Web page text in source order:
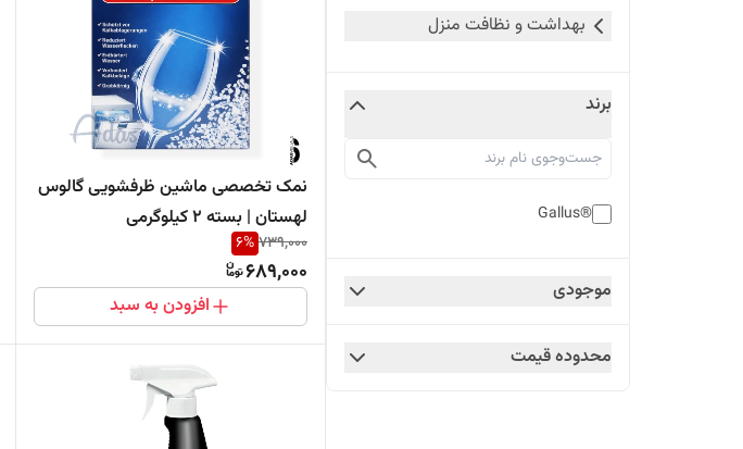
بهداشت و نظافت منزل
برند
®Gallus
موجودی
محدوده قیمت
نمک تخصصی ماشین ظرفشویی گالوس
لهستان | بسته 2 کیلوگرمی
739,000
6%
689,000
افزودن به سبد